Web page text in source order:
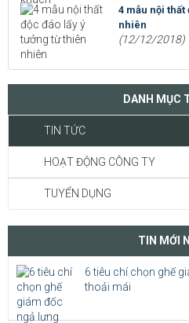
4 mẫu nội
nhiên
(12/12/2018)
DANH MỤC
TIN TỨC
HOẠT ĐỘNG CÔNG TY
TUYỂN DỤNG
TIN MỚI
6 tiêu chí chọn ghế
thoải mái